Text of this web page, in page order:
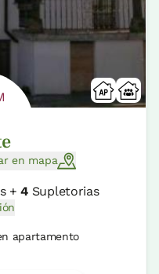
en mapa
+4 Supletorias
apartamento